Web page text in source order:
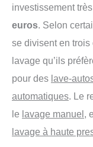
investissement
euros. Selon
se divisent en
lavage qu’ils
pour des lave-
automatiques. Le
le lavage manuel ,
lavage à haute